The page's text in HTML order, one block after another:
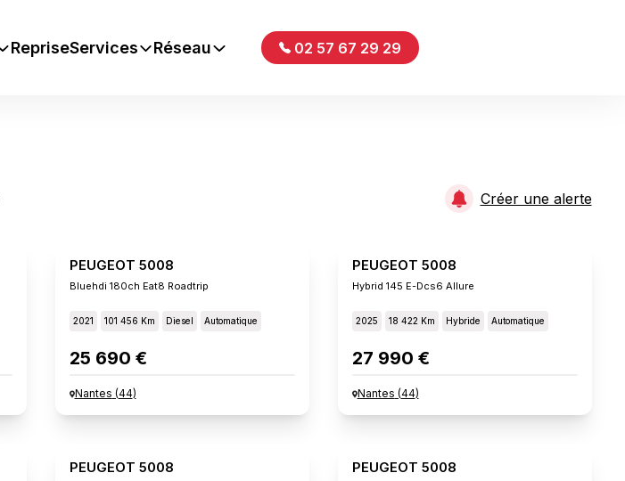
RepriseServices Réseau 02 57 67 29 29
Créer une alerte
PEUGEOT 5008
Bluehdi 180ch Eat8 Roadtrip
2021 101 456 Km Diesel Automatique
25 690 €
Nantes (44)
PEUGEOT 5008
Hybrid 145 E-Dcs6 Allure
2025 18 422 Km Hybride Automatique
27 990 €
Nantes (44)
PEUGEOT 5008 PEUGEOT 5008